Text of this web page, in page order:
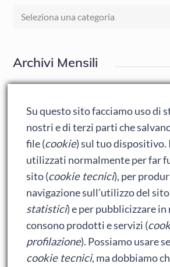
Categorie
Archivi Mensili
Mensili
Articoli Recenti
Acheron Books ospita Vaporteppa
Adrian la serie: il ritardato è tornato (e
amico)
Adrian: Celentano e gli ormoni
Ralph spacca Internet: analisi del film
Su questo sito facciamo uso di
nostri e di terzi parti che
file (cookie) sul tuo dispositivo.
utilizzati normalmente per far
sito (cookie tecnici), per
navigazione sull’utilizzo del
statistici) e per pubblicizzare in
consono prodotti e servizi (
profilazione). Possiamo usare
cookie tecnici, ma dobbiamo